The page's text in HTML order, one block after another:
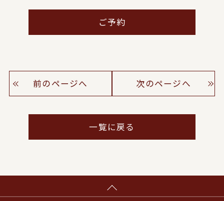
ご予約
前のページへ 次のページへ
一覧に戻る